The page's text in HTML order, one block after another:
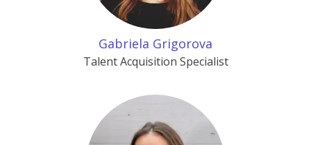
Gabriela Grigorova
Talent Acquisition Specialist